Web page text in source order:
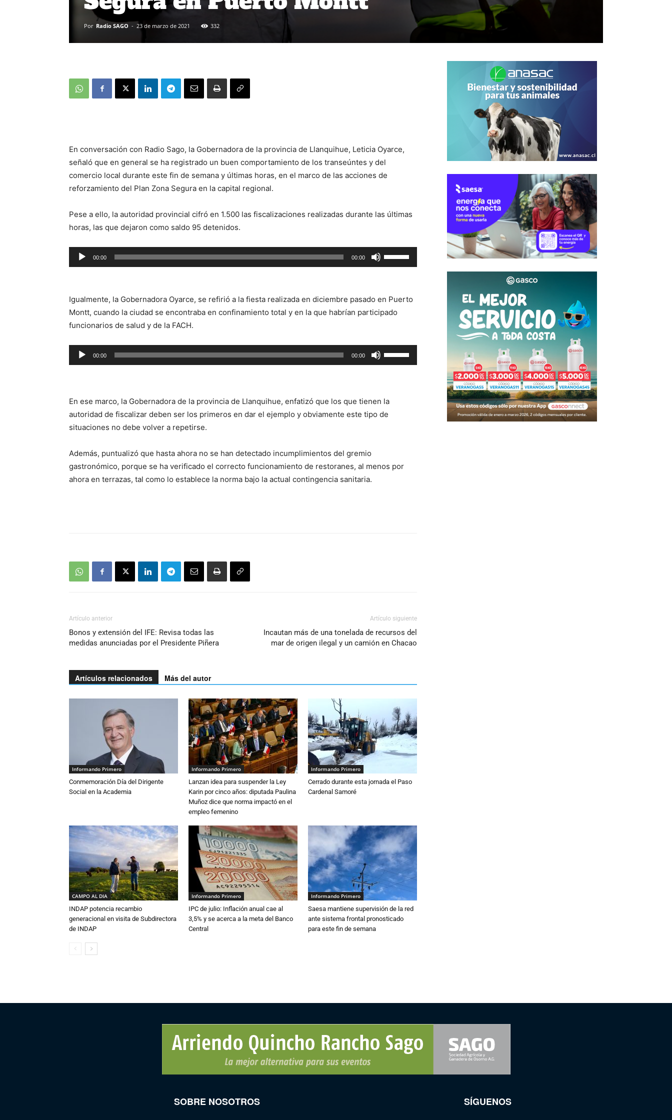
Por Radio SAGO - 23 de marzo de 2021 332
En conversación con Radio Sago, la Gobernadora de la provincia de Llanquihue, Leticia Oyarce,
señaló que en general se ha registrado un buen comportamiento de los transeúntes y del
comercio local durante este fin de semana y últimas horas, en el marco de las acciones de
reforzamiento del Plan Zona Segura en la capital regional.
Pese a ello, la autoridad provincial cifró en 1.500 las fiscalizaciones realizadas durante las últimas
horas, las que dejaron como saldo 95 detenidos.
Reproductor
de
00:00 00:00
las
flecha
arriba/abajo
aumentar
o
Igualmente, la Gobernadora Oyarce, se refirió a la fiesta realizada en diciembre pasado en Puerto
Montt, cuando la ciudad se encontraba en confinamiento total y en la que habrían participado
funcionarios de salud y de la FACH.
Reproductor
de
00:00 00:00
las
flecha
arriba/abajo
disminuir
En ese marco, la Gobernadora de la provincia de Llanquihue, enfatizó que los que tienen la
autoridad de fiscalizar deben ser los primeros en dar el ejemplo y obviamente este tipo de
situaciones no debe volver a repetirse.
Además, puntualizó que hasta ahora no se han detectado incumplimientos del gremio
gastronómico, porque se ha verificado el correcto funcionamiento de restoranes, al menos por
ahora en terrazas, tal como lo establece la norma bajo la actual contingencia sanitaria.
Artículo anterior
Bonos y extensión del IFE: Revisa todas las
medidas anunciadas por el Presidente Piñera
Artículo siguiente
Incautan más de una tonelada de recursos del
mar de origen ilegal y un camión en Chacao
Artículos relacionados Más del autor
Informando Primero
Conmemoración Día del Dirigente
Social en la Academia
Informando Primero
Lanzan idea para suspender la Ley
Karin por cinco años: diputada Paulina
Muñoz dice que norma impactó en el
empleo femenino
Informando Primero
Cerrado durante esta jornada el Paso
Cardenal Samoré
CAMPO AL DIA
INDAP potencia recambio
generacional en visita de Subdirectora
de INDAP
Informando Primero
IPC de julio: Inflación anual cae al
3,5% y se acerca a la meta del Banco
Central
Informando Primero
Saesa mantiene supervisión de la red
ante sistema frontal pronosticado
para este fin de semana
SOBRE NOSOTROS SÍGUENOS